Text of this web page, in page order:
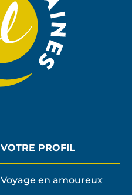
VOTRE PROFIL
Voyage en amoureux